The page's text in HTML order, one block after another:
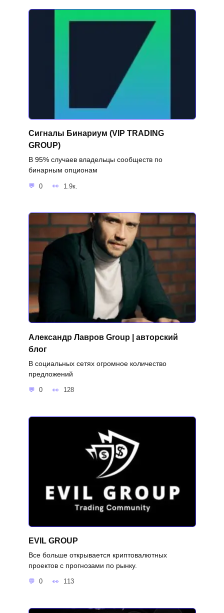
Сигналы Бинариум (VIP TRADING
GROUP)
В 95% случаев владельцы сообществ по
бинарным опционам
0 1.9к.
Александр Лавров Group | авторский
блог
В социальных сетях огромное количество
предложений
0 128
EVIL GROUP
Все больше открывается криптовалютных
проектов с прогнозами по рынку.
0 113